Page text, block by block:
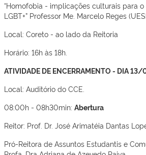
“Homofobia - implicações culturais para
LGBT+” Professor Me. Marcelo Reges
Local: Coreto - ao lado da Reitoria
Horário: 16h às 18h.
ATIVIDADE DE ENCERRAMENTO - DIA
Local: Auditório do CCE.
08:00h - 08h30min: Abertura
Reitor: Prof. Dr. José Arimatéia Dantas
Pró-Reitora de Assuntos Estudantis e